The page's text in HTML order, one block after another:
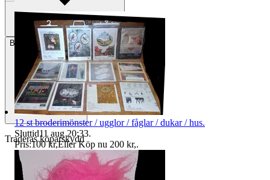
Betalning Via Tradera
Traderas köparskydd
12 st broderimönster / ugglor / fåglar / dukar / hus.
Sluttid11 aug 20:33.
Pris:100 kr,Eller Köp nu 200 kr,.